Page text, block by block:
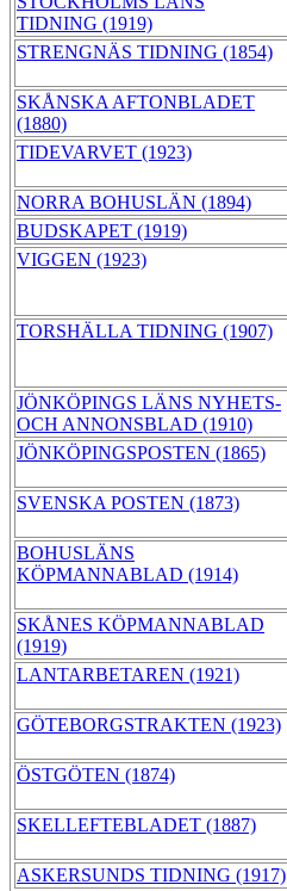
TIDNING (1919)
STRENGNÄS TIDNING (1854)
SKÅNSKA AFTONBLADET
(1880)
TIDEVARVET (1923)
NORRA BOHUSLÄN (1894)
BUDSKAPET (1919)
VIGGEN (1923)
TORSHÄLLA TIDNING (1907)
JÖNKÖPINGS LÄNS NYHETS-
OCH ANNONSBLAD (1910)
JÖNKÖPINGSPOSTEN (1865)
SVENSKA POSTEN (1873)
BOHUSLÄNS
KÖPMANNABLAD (1914)
SKÅNES KÖPMANNABLAD
(1919)
LANTARBETAREN (1921)
GÖTEBORGSTRAKTEN (1923)
ÖSTGÖTEN (1874)
SKELLEFTEBLADET (1887)
ASKERSUNDS TIDNING (1917)